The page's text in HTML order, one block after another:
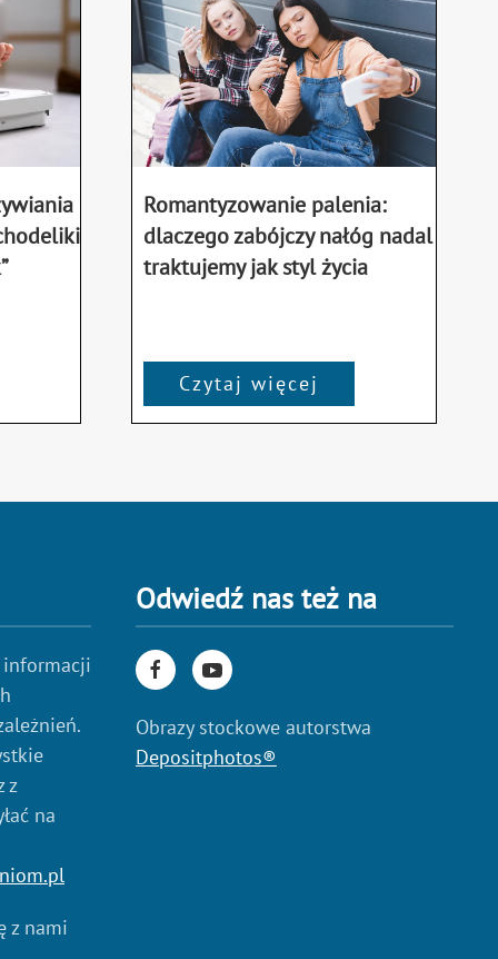
Romantyzowanie palenia:
dlaczego zabójczy nałóg nadal
traktujemy jak styl życia
Czytaj więcej
informacji
z
na
z nami
Odwiedź nas też na
Obrazy stockowe autorstwa
Depositphotos®